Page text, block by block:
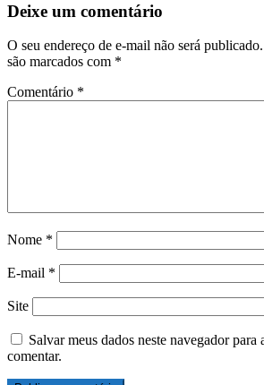
Deixe um comentário
O seu endereço de e-mail não será publicado.
são marcados com *
Comentário *
Nome *
E-mail *
Site
Salvar meus dados neste navegador
comentar.